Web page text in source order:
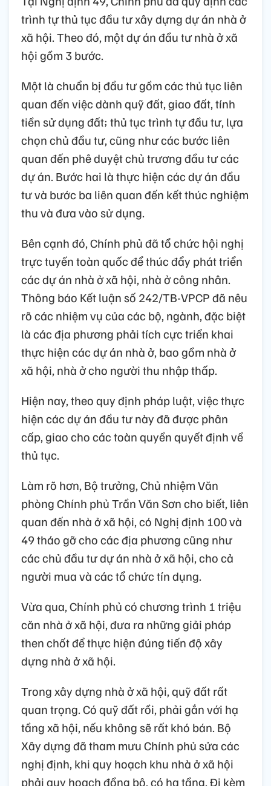
trình tự thủ tục đầu tư xây dựng dự án nhà ở
xã hội. Theo đó, một dự án đầu tư nhà ở xã
hội gồm 3 bước.
Một là chuẩn bị đầu tư gồm các thủ tục liên
quan đến việc dành quỹ đất, giao đất, tính
tiền sử dụng đất; thủ tục trình tự đầu tư, lựa
chọn chủ đầu tư, cũng như các bước liên
quan đến phê duyệt chủ trương đầu tư các
dự án. Bước hai là thực hiện các dự án đầu
tư và bước ba liên quan đến kết thúc nghiệm
thu và đưa vào sử dụng.
Bên cạnh đó, Chính phủ đã tổ chức hội nghị
trực tuyến toàn quốc để thúc đẩy phát triển
các dự án nhà ở xã hội, nhà ở công nhân.
Thông báo Kết luận số 242/TB-VPCP đã nêu
rõ các nhiệm vụ của các bộ, ngành, đặc biệt
là các địa phương phải tích cực triển khai
thực hiện các dự án nhà ở, bao gồm nhà ở
xã hội, nhà ở cho người thu nhập thấp.
Hiện nay, theo quy định pháp luật, việc thực
hiện các dự án đầu tư này đã được phân
cấp, giao cho các toàn quyền quyết định về
thủ tục.
Làm rõ hơn, Bộ trưởng, Chủ nhiệm Văn
phòng Chính phủ Trần Văn Sơn cho biết, liên
quan đến nhà ở xã hội, có Nghị định 100 và
49 tháo gỡ cho các địa phương cũng như
các chủ đầu tư dự án nhà ở xã hội, cho cả
người mua và các tổ chức tín dụng.
Vừa qua, Chính phủ có chương trình 1 triệu
căn nhà ở xã hội, đưa ra những giải pháp
then chốt để thực hiện đúng tiến độ xây
dựng nhà ở xã hội.
Trong xây dựng nhà ở xã hội, quỹ đất rất
quan trọng. Có quỹ đất rồi, phải gắn với hạ
tầng xã hội, nếu không sẽ rất khó bán. Bộ
Xây dựng đã tham mưu Chính phủ sửa các
nghị định, khi quy hoạch khu nhà ở xã hội
phải quy hoạch đồng bộ, có hạ tầng. Đi kèm